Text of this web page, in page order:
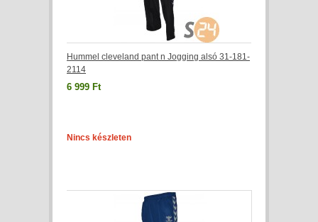
Hummel cleveland pant n Jogging alsó 31-181-
2114
6 999 Ft
Nincs készleten